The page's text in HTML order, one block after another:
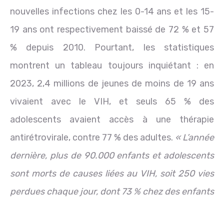
nouvelles infections chez les 0-14 ans et les 15-
19 ans ont respectivement baissé de 72 % et 57
% depuis 2010. Pourtant, les statistiques
montrent un tableau toujours inquiétant : en
2023, 2,4 millions de jeunes de moins de 19 ans
vivaient avec le VIH, et seuls 65 % des
adolescents avaient accès à une thérapie
antirétrovirale, contre 77 % des adultes. « L’année
dernière, plus de 90.000 enfants et adolescents
sont morts de causes liées au VIH, soit 250 vies
perdues chaque jour, dont 73 % chez des enfants